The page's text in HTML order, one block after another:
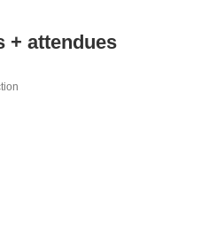
+ attendues